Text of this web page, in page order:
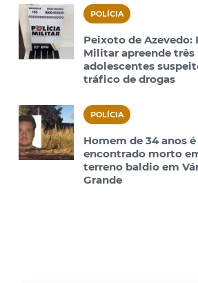
POLÍCIA
Peixoto de Azevedo:
Militar apreende três
adolescentes
tráfico de drogas
POLÍCIA
Homem de 34 anos é
encontrado morto
terreno baldio em
Grande